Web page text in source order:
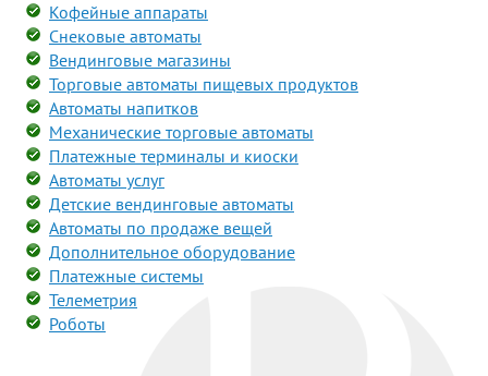
Кофейные аппараты
Снековые автоматы
Вендинговые магазины
Торговые автоматы пищевых продуктов
Автоматы напитков
Механические торговые автоматы
Платежные терминалы и киоски
Автоматы услуг
Детские вендинговые автоматы
Автоматы по продаже вещей
Дополнительное оборудование
Платежные системы
Телеметрия
Роботы